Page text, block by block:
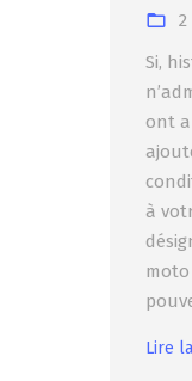
2
Si,
ont
à
moto
Lire